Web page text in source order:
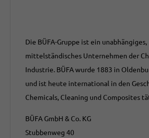
Die BÜFA-Gruppe ist ein unabhängiges,
mittelständisches Unternehmen der
Industrie. BÜFA wurde 1883 in
und ist heute international in den
Chemicals, Cleaning und Composites
BÜFA GmbH & Co. KG
Stubbenweg 40